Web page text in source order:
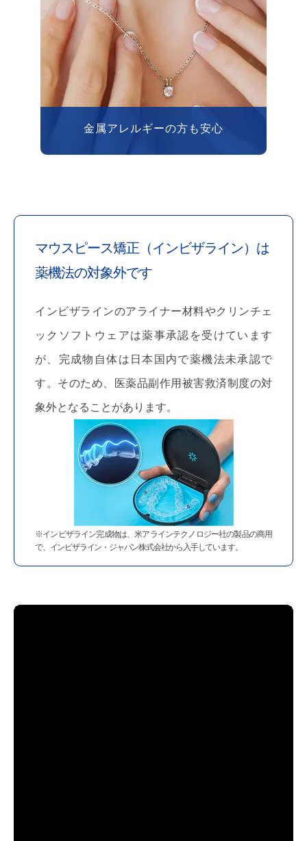
金属アレルギーの方も安心
マウスピース矯正（インビザライン）は
薬機法の対象外です
インビザラインのアライナー材料やクリンチェ
ックソフトウェアは薬事承認を受けています
が、完成物自体は日本国内で薬機法未承認で
す。そのため、医薬品副作用被害救済制度の対
象外となることがあります。
※インビザライン完成物は、米アラインテクノロジー社の製品の商用
で、インビザライン・ジャパン株式会社から入手しています。